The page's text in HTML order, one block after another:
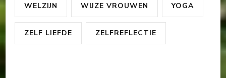
WELZIJN WIJZE VROUWEN YOGA
ZELF LIEFDE ZELFREFLECTIE